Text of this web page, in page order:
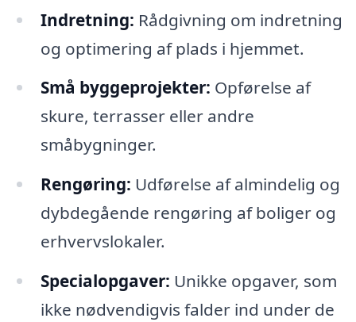
Indretning: Rådgivning om indretning
og optimering af plads i hjemmet.
Små byggeprojekter: Opførelse af
skure, terrasser eller andre
småbygninger.
Rengøring: Udførelse af almindelig og
dybdegående rengøring af boliger og
erhvervslokaler.
Specialopgaver: Unikke opgaver, som
ikke nødvendigvis falder ind under de